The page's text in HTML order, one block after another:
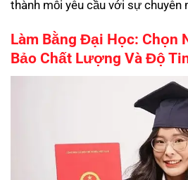
thành mỗi yêu cầu với sự chuyên
Làm Bằng Đại Học: Chọn
Bảo Chất Lượng Và Độ